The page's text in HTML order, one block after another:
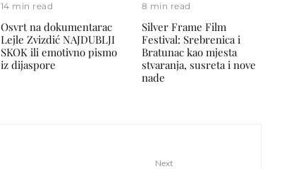
14 min read
Osvrt na dokumentarac
Lejle Zvizdić NAJDUBLJI
SKOK ili emotivno pismo
iz dijaspore
8 min read
Silver Frame Film
Festival: Srebrenica i
Bratunac kao mjesta
stvaranja, susreta i nove
nade
Next